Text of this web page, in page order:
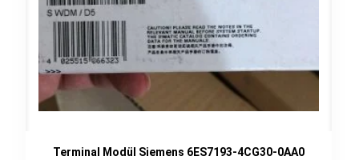
Terminal Modül Siemens 6ES7193-4CG30-0AA0